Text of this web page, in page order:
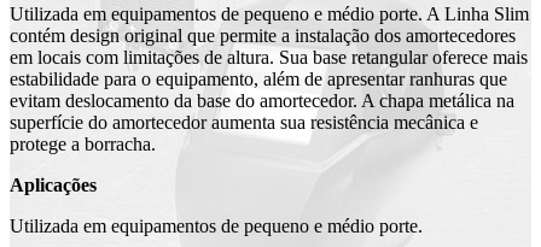
Utilizada em equipamentos de pequeno e médio porte. A Linha Slim
contém design original que permite a instalação dos amortecedores
em locais com limitações de altura. Sua base retangular oferece mais
estabilidade para o equipamento, além de apresentar ranhuras que
evitam deslocamento da base do amortecedor. A chapa metálica na
superfície do amortecedor aumenta sua resistência mecânica e
protege a borracha.
Aplicações
Utilizada em equipamentos de pequeno e médio porte.